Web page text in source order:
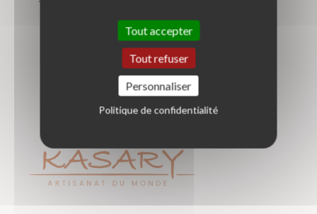
Tout accepter
Tout refuser
Personnaliser
Politique de confidentialité